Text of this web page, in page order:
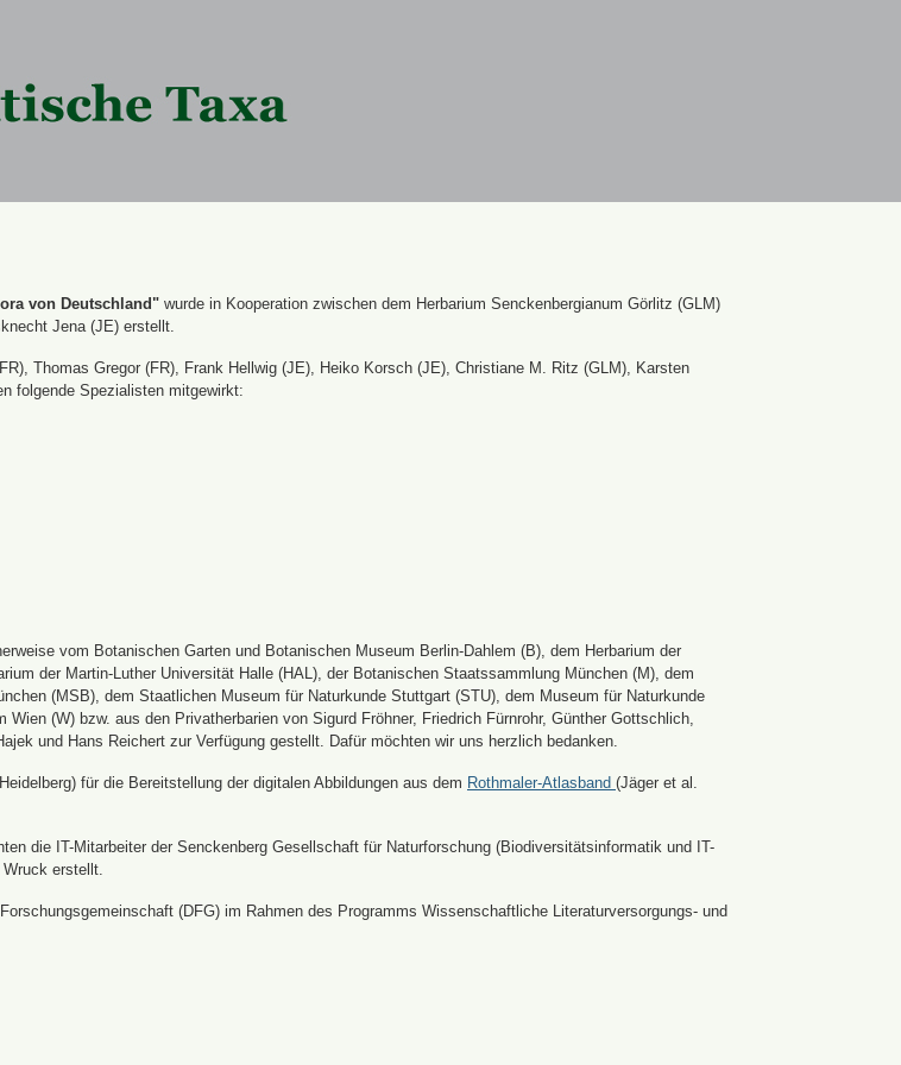
von Deutschland" wurde in Kooperation zwischen dem Herbarium Senckenbergianum Görlitz (GLM)
Jena (JE) erstellt.
Thomas Gregor (FR), Frank Hellwig (JE), Heiko Korsch (JE), Christiane M. Ritz (GLM), Karsten
folgende Spezialisten mitgewirkt:
vom Botanischen Garten und Botanischen Museum Berlin-Dahlem (B), dem Herbarium der
der Martin-Luther Universität Halle (HAL), der Botanischen Staatssammlung München (M), dem
(MSB), dem Staatlichen Museum für Naturkunde Stuttgart (STU), dem Museum für Naturkunde
(W) bzw. aus den Privatherbarien von Sigurd Fröhner, Friedrich Fürnrohr, Günther Gottschlich,
und Hans Reichert zur Verfügung gestellt. Dafür möchten wir uns herzlich bedanken.
für die Bereitstellung der digitalen Abbildungen aus dem Rothmaler-Atlasband (Jäger et al.
die IT-Mitarbeiter der Senckenberg Gesellschaft für Naturforschung (Biodiversitätsinformatik und IT-
Wruck erstellt.
(DFG) im Rahmen des Programms Wissenschaftliche Literaturversorgungs- und